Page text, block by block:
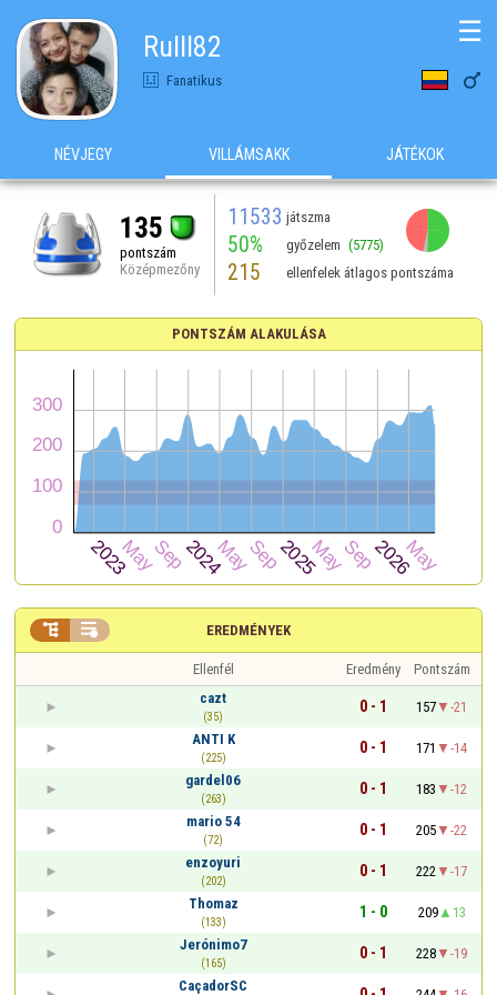
Rulll82
Fanatikus 
☰
NÉVJEGY VILLÁMSAKK JÁTÉKOK
135
pontszám
Középmezőny
11533 játszma
50% győzelem (5775)
215 ellenfelek átlagos pontszáma
PONTSZÁM ALAKULÁSA
EREDMÉNYEK
 
Ellenfél Eredmény
Pontszám
cazt
(35)
0 - 1 157
-21
ANTI K
(225)
0 - 1 171
-14
gardel06
(263)
0 - 1 183
-12
mario 54
(72)
0 - 1 205
-22
enzoyuri
(202)
0 - 1 222
-17
Thomaz
(133)
1 - 0 209
13
Jerónimo7
(165)
0 - 1 228
-19
CaçadorSC